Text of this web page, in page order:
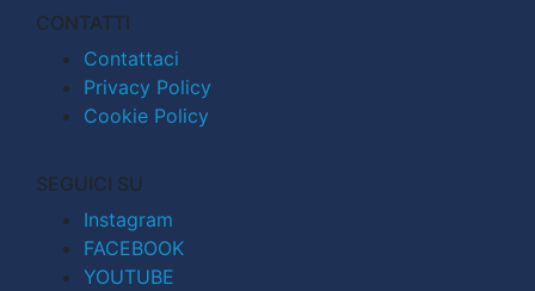
CONTATTI
Contattaci
Privacy Policy
Cookie Policy
SEGUICI SU
Instagram
FACEBOOK
YOUTUBE